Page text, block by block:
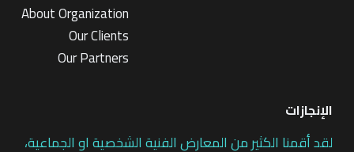
About Organization
Our Clients
Our Partners
الإنجازات
لقد أقمنا الكثير من المعارض الفنية الشخصية او الجماعية،